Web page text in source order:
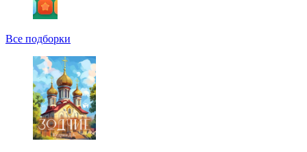
Все подборки